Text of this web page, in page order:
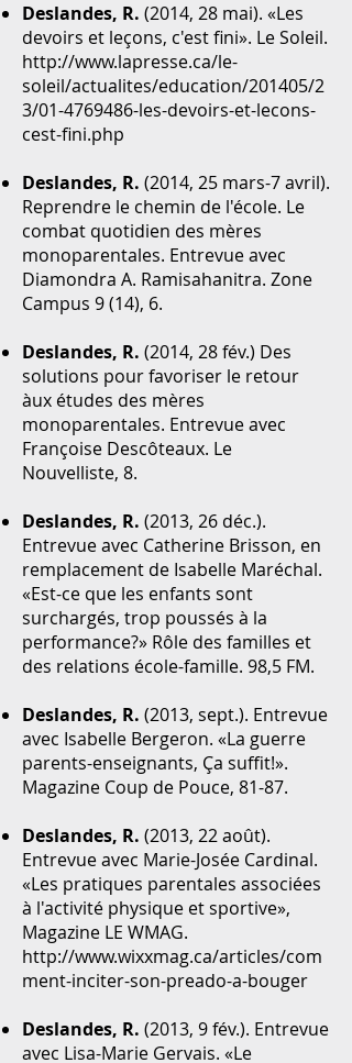
Deslandes, R. (2014, 28 mai). «Les
devoirs et leçons, c'est fini». Le Soleil.
http://www.lapresse.ca/le-
soleil/actualites/education/201405/2
3/01-4769486-les-devoirs-et-lecons-
cest-fini.php
Deslandes, R. (2014, 25 mars-7 avril).
Reprendre le chemin de l'école. Le
combat quotidien des mères
monoparentales. Entrevue avec
Diamondra A. Ramisahanitra. Zone
Campus 9 (14), 6.
Deslandes, R. (2014, 28 fév.) Des
solutions pour favoriser le retour
àux études des mères
monoparentales. Entrevue avec
Françoise Descôteaux. Le
Nouvelliste, 8.
Deslandes, R. (2013, 26 déc.).
Entrevue avec Catherine Brisson, en
remplacement de Isabelle Maréchal.
«Est-ce que les enfants sont
surchargés, trop poussés à la
performance?» Rôle des familles et
des relations école-famille. 98,5 FM.
Deslandes, R. (2013, sept.). Entrevue
avec Isabelle Bergeron. «La guerre
parents-enseignants, Ça suffit!».
Magazine Coup de Pouce, 81-87.
Deslandes, R. (2013, 22 août).
Entrevue avec Marie-Josée Cardinal.
«Les pratiques parentales associées
à l'activité physique et sportive»,
Magazine LE WMAG.
http://www.wixxmag.ca/articles/com
ment-inciter-son-preado-a-bouger
Deslandes, R. (2013, 9 fév.). Entrevue
avec Lisa-Marie Gervais. «Le